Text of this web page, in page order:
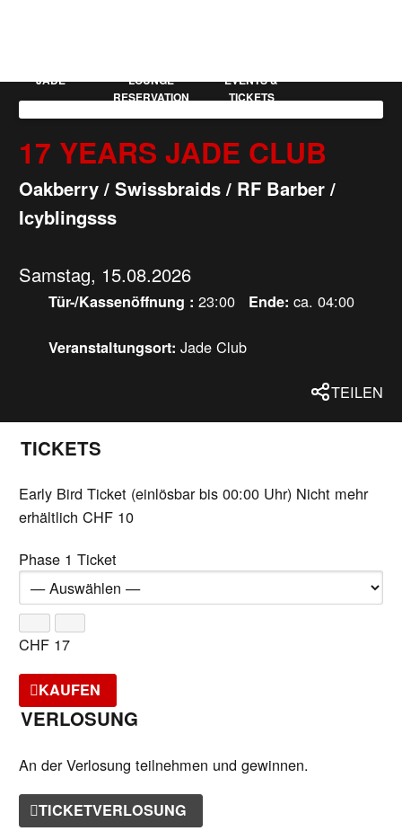
JADE
LOUNGE
RESERVATION
EVENTS &
TICKETS
17 YEARS JADE CLUB
Oakberry / Swissbraids / RF Barber /
Icyblingsss
Samstag, 15.08.2026
Tür-/Kassenöffnung : 23:00 Ende: ca. 04:00
Veranstaltungsort: Jade Club
TEILEN
TICKETS
Early Bird Ticket (einlösbar bis 00:00 Uhr) Nicht mehr
erhältlich CHF 10
Phase 1 Ticket
CHF 17
KAUFEN
VERLOSUNG
An der Verlosung teilnehmen und gewinnen.
TICKETVERLOSUNG